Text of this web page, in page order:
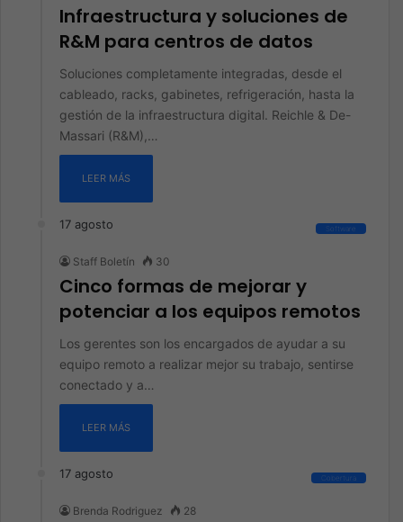
Infraestructura y soluciones de
R&M para centros de datos
Soluciones completamente integradas, desde el
cableado, racks, gabinetes, refrigeración, hasta la
gestión de la infraestructura digital. Reichle & De-
Massari (R&M),…
LEER MÁS
17 agosto Software
Staff Boletín 30
Cinco formas de mejorar y
potenciar a los equipos remotos
Los gerentes son los encargados de ayudar a su
equipo remoto a realizar mejor su trabajo, sentirse
conectado y a…
LEER MÁS
17 agosto Cobertura
Brenda Rodriguez 28